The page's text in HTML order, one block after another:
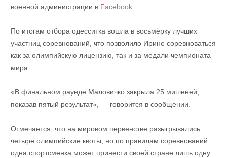
военной администрации в Facebook.
По итогам отбора одесситка вошла в восьмёрку лучших
участниц соревнований, что позволило Ирине соревноваться
как за олимпийскую лицензию, так и за медали чемпионата
мира.
«В финальном раунде Маловичко закрыла 25 мишеней,
показав пятый результат», — говорится в сообщении.
Отмечается, что на мировом первенстве разыгрывались
четыре олимпийские квоты, но по правилам соревнований
одна спортсменка может принести своей стране лишь одну